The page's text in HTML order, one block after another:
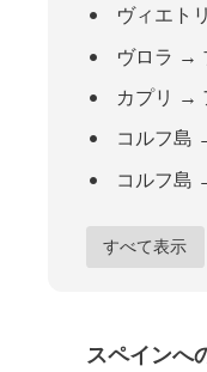
ヴィエト
ヴロラ →
カプリ →
コルフ島
コルフ島
すべて表示
スペインへ